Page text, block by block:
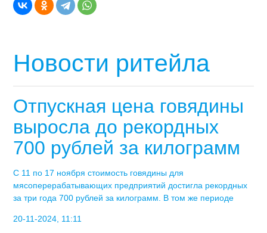
Новости ритейла
Отпускная цена говядины
выросла до рекордных
700 рублей за килограмм
С 11 по 17 ноября стоимость говядины для
мясоперерабатывающих предприятий достигла рекордных
за три года 700 рублей за килограмм. В том же периоде
20-11-2024, 11:11